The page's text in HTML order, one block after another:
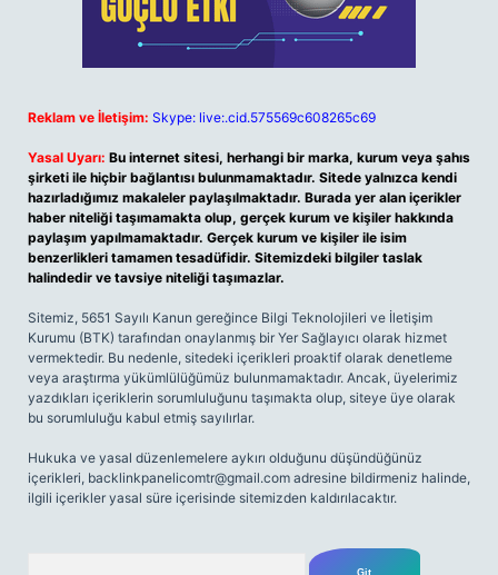
Reklam ve İletişim: Skype: live:.cid.575569c608265c69
Yasal Uyarı: Bu internet sitesi, herhangi bir marka, kurum veya şahıs
şirketi ile hiçbir bağlantısı bulunmamaktadır. Sitede yalnızca kendi
hazırladığımız makaleler paylaşılmaktadır. Burada yer alan içerikler
haber niteliği taşımamakta olup, gerçek kurum ve kişiler hakkında
paylaşım yapılmamaktadır. Gerçek kurum ve kişiler ile isim
benzerlikleri tamamen tesadüfidir. Sitemizdeki bilgiler taslak
halindedir ve tavsiye niteliği taşımazlar.
Sitemiz, 5651 Sayılı Kanun gereğince Bilgi Teknolojileri ve İletişim
Kurumu (BTK) tarafından onaylanmış bir Yer Sağlayıcı olarak hizmet
vermektedir. Bu nedenle, sitedeki içerikleri proaktif olarak denetleme
veya araştırma yükümlülüğümüz bulunmamaktadır. Ancak, üyelerimiz
yazdıkları içeriklerin sorumluluğunu taşımakta olup, siteye üye olarak
bu sorumluluğu kabul etmiş sayılırlar.
Hukuka ve yasal düzenlemelere aykırı olduğunu düşündüğünüz
içerikleri, backlinkpanelicomtr@gmail.com adresine bildirmeniz halinde,
ilgili içerikler yasal süre içerisinde sitemizden kaldırılacaktır.